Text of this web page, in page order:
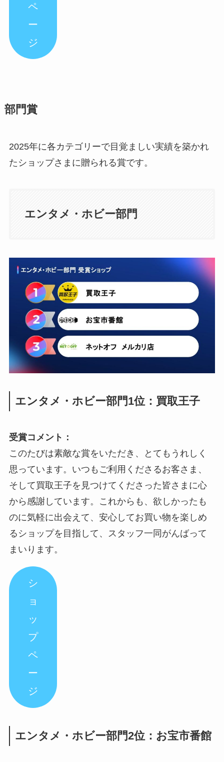
ペ
ー
ジ
部門賞
2025年に各カテゴリーで目覚ましい実績を築かれ
たショップさまに贈られる賞です。
エンタメ・ホビー部門
エンタメ・ホビー部門1位：買取王子
受賞コメント：
このたびは素敵な賞をいただき、とてもうれしく
思っています。いつもご利用くださるお客さま、
そして買取王子を見つけてくださった皆さまに心
から感謝しています。これからも、欲しかったも
のに気軽に出会えて、安心してお買い物を楽しめ
るショップを目指して、スタッフ一同がんばって
まいります。
シ
ョ
ッ
プ
ペ
ー
ジ
エンタメ・ホビー部門2位：お宝市番館